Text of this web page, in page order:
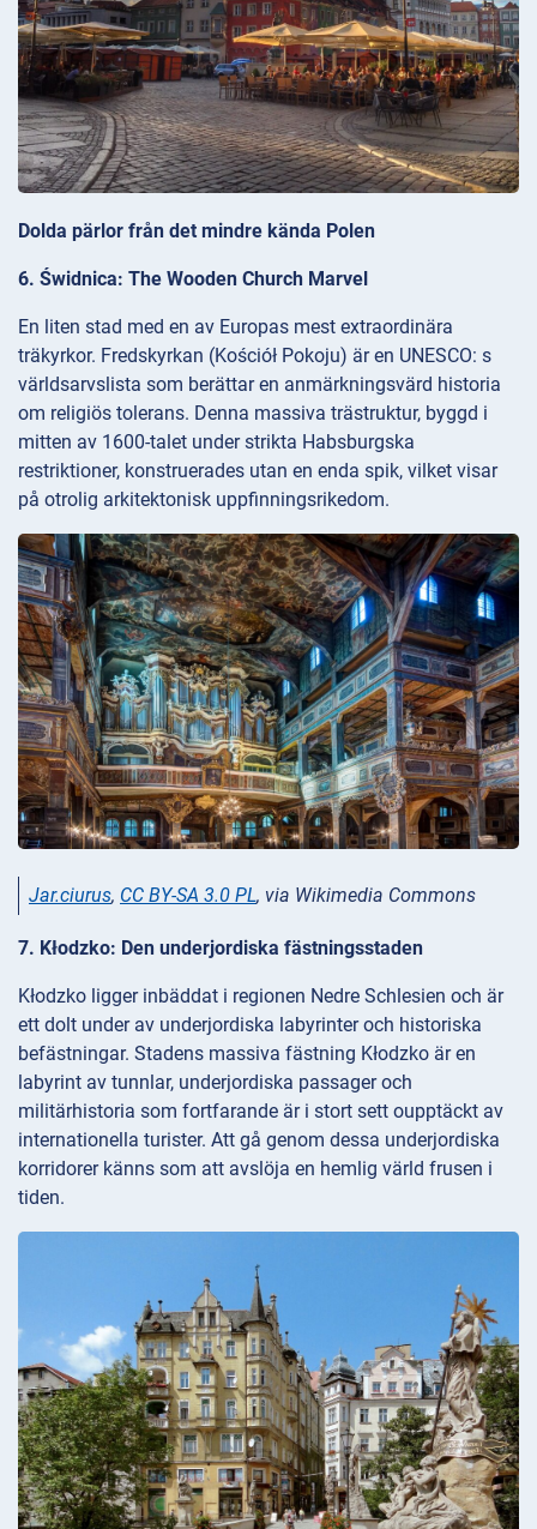
Dolda pärlor från det mindre kända Polen
6. Świdnica: The Wooden Church Marvel
En liten stad med en av Europas mest extraordinära
träkyrkor. Fredskyrkan (Kościół Pokoju) är en UNESCO: s
världsarvslista som berättar en anmärkningsvärd historia
om religiös tolerans. Denna massiva trästruktur, byggd i
mitten av 1600-talet under strikta Habsburgska
restriktioner, konstruerades utan en enda spik, vilket visar
på otrolig arkitektonisk uppfinningsrikedom.
Jar.ciurus, CC BY-SA 3.0 PL, via Wikimedia Commons
7. Kłodzko: Den underjordiska fästningsstaden
Kłodzko ligger inbäddat i regionen Nedre Schlesien och är
ett dolt under av underjordiska labyrinter och historiska
befästningar. Stadens massiva fästning Kłodzko är en
labyrint av tunnlar, underjordiska passager och
militärhistoria som fortfarande är i stort sett oupptäckt av
internationella turister. Att gå genom dessa underjordiska
korridorer känns som att avslöja en hemlig värld frusen i
tiden.